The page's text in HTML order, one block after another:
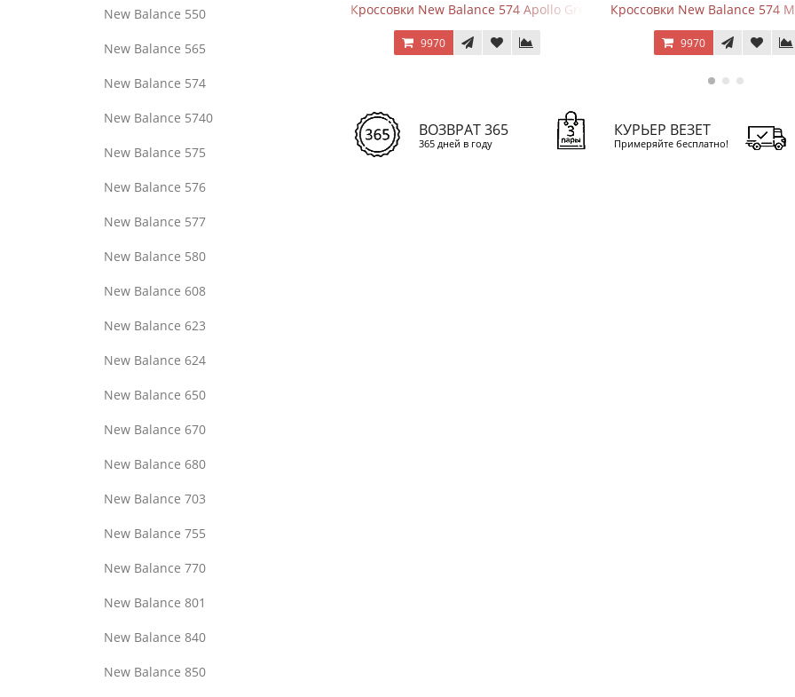
New Balance 550
New Balance 565
New Balance 574
New Balance 5740
New Balance 575
New Balance 576
New Balance 577
New Balance 580
New Balance 608
New Balance 623
New Balance 624
New Balance 650
New Balance 670
New Balance 680
New Balance 703
New Balance 755
New Balance 770
New Balance 801
New Balance 840
New Balance 850
Black Silver MetallicКроссовки New Balance 574 Apollo Grey Black
9970
Кроссовки New Balance 574 Mushroom Sea Salt
9970
New Balance 9060
10670
ВОЗВРАТ 365
365 дней в году
КУРЬЕР ВЕЗЕТ
Примеряйте бесплатно!